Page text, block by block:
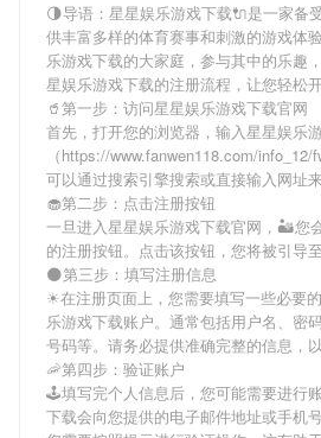
🌗导语： 星星娱乐游戏下载🔌是一家备
供丰富多样的体育赛事和刺激的游戏体
乐游戏下载的大家庭，参与其中的乐趣
星娱乐游戏下载的注册流程，让您轻松
🥤第一步：访问星星娱乐游戏下载官网
首先，打开您的浏览器，输入星星娱乐
（https://www.fanwen118.com/
可以通过搜索引擎搜索或直接输入网址来
🧁第二步：点击注册按钮
一旦进入星星娱乐游戏下载官网，🏜您
的注册按钮。点击该按钮，您将被引导至
🌑第三步：填写注册信息
☀在注册页面上，您需要填写一些必要
乐游戏下载账户。通常包括用户名、密
号码等。请务必提供准确完整的信息，
🦐第四步：验证账户
🕹填写完个人信息后，您可能需要进行账
下载会向您提供的电子邮件地址或手机